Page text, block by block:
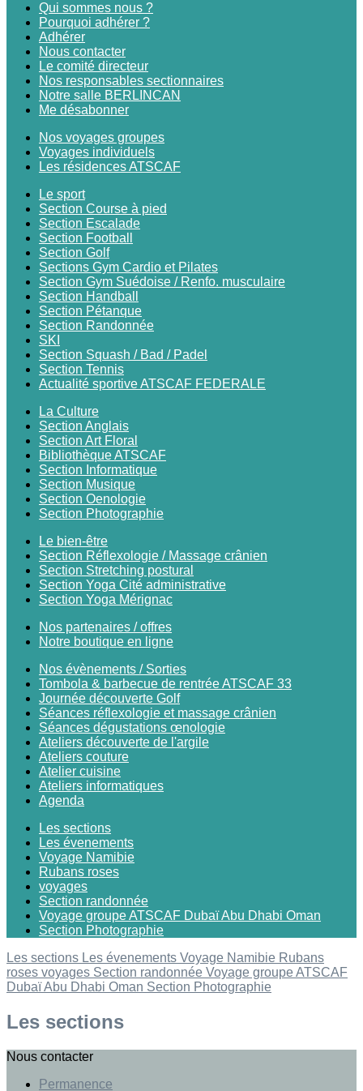
Qui sommes nous ?
Pourquoi adhérer ?
Adhérer
Nous contacter
Le comité directeur
Nos responsables sectionnaires
Notre salle BERLINCAN
Me désabonner
Nos voyages groupes
Voyages individuels
Les résidences ATSCAF
Le sport
Section Course à pied
Section Escalade
Section Football
Section Golf
Sections Gym Cardio et Pilates
Section Gym Suédoise / Renfo. musculaire
Section Handball
Section Pétanque
Section Randonnée
SKI
Section Squash / Bad / Padel
Section Tennis
Actualité sportive ATSCAF FEDERALE
La Culture
Section Anglais
Section Art Floral
Bibliothèque ATSCAF
Section Informatique
Section Musique
Section Oenologie
Section Photographie
Le bien-être
Section Réflexologie / Massage crânien
Section Stretching postural
Section Yoga Cité administrative
Section Yoga Mérignac
Nos partenaires / offres
Notre boutique en ligne
Nos évènements / Sorties
Tombola & barbecue de rentrée ATSCAF 33
Journée découverte Golf
Séances réflexologie et massage crânien
Séances dégustations œnologie
Ateliers découverte de l'argile
Ateliers couture
Atelier cuisine
Ateliers informatiques
Agenda
Les sections
Les évenements
Voyage Namibie
Rubans roses
voyages
Section randonnée
Voyage groupe ATSCAF Dubaï Abu Dhabi Oman
Section Photographie
Les sections Les évenements Voyage Namibie Rubans
roses voyages Section randonnée Voyage groupe ATSCAF
Dubaï Abu Dhabi Oman Section Photographie
Les sections
Nous contacter
Permanence